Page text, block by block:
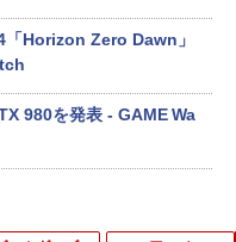
「Horizon Zero Dawn」
980を発表 - GAME Wa